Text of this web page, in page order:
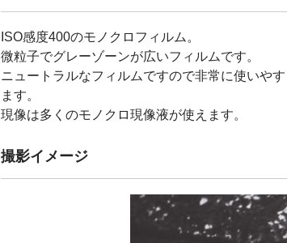
ISO感度400のモノクロフィルム。
微粒子でグレーゾーンが広いフィルムです。
ニュートラルなフィルムですので非常に使いや
ます。
現像は多くのモノクロ現像液が使えます。
撮影イメージ